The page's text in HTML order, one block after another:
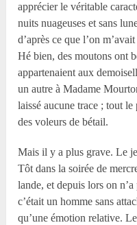
apprécier le véritable
nuits nuageuses et sans
d’après ce que l’on
Hé bien, des moutons ont
appartenaient aux
un autre à Madame
laissé aucune trace ; tout
des voleurs de bétail.
Mais il y a plus grave. Le
Tôt dans la soirée de
lande, et depuis lors on
c’était un homme sans
qu’une émotion relative.